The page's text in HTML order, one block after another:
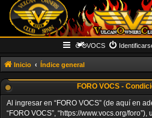
VOCS
Inicio Índice general
FORO VOCS -
Al ingresar en “FORO VOCS” (de aquí en
“FORO VOCS”, “https://www.vocs.org/